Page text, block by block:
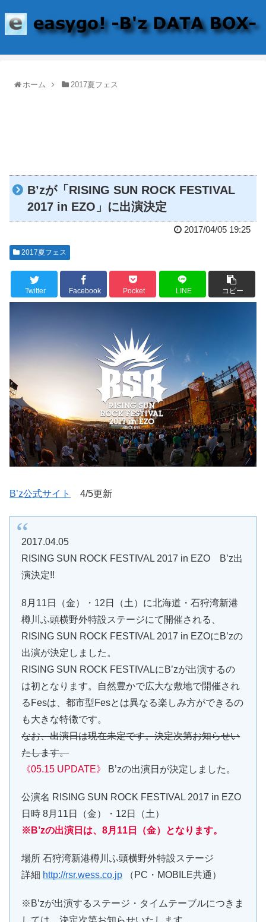
ホーム 2017夏フェス
B’zが「RISING SUN ROCK FESTIVAL
2017 in EZO」に出演決定
2017/04/05 19:25
2017夏フェス
Twitter Facebook Pocket LINE コピー
B’z公式サイト 4/5更新
2017.04.05
RISING SUN ROCK FESTIVAL 2017 in EZO B’z出
演決定!!
8月11日（金）・12日（土）に北海道・石狩湾新港
樽川ふ頭横野外特設ステージにて開催される、
RISING SUN ROCK FESTIVAL 2017 in EZOにB’zの
出演が決定しました。
RISING SUN ROCK FESTIVALにB’zが出演するの
は初となります。自然豊かで広大な敷地で開催され
るFesは、都市型Fesとは異なる楽しみ方ができるの
も大きな特徴です。
なお、出演日は現在未定です。決定次第お知らせい
たします。
《05.15 UPDATE》
B’zの出演日が決定しました。
公演名 RISING SUN ROCK FESTIVAL 2017 in EZO
日時 8月11日（金）・12日（土）
※B’zの出演日は、8月11日（金）となります。
場所 石狩湾新港樽川ふ頭横野外特設ステージ
詳細 http://rsr.wess.co.jp （PC・MOBILE共通）
※B’zが出演するステージ・タイムテーブルにつきま
しては、決定次第お知らせいたします。